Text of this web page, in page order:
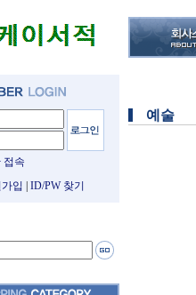
접속
입
ID/PW 찾기
예술